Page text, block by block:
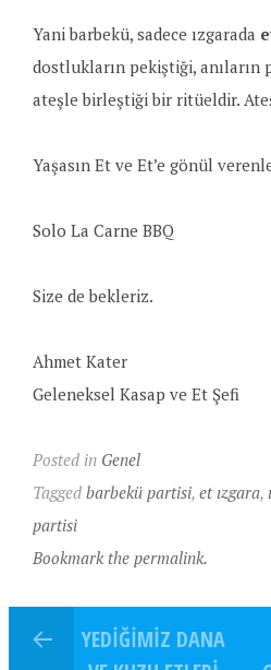
Yani barbekü, sadece ızgarada
dostlukların pekiştiği, anıların
ateşle birleştiği bir ritüeldir.
Yaşasın Et ve Et’e gönül
Solo La Carne BBQ
Size de bekleriz.
Ahmet Kater
Geleneksel Kasap ve Et Şefi
Posted in Genel
Tagged barbekü partisi, et ızgara,
partisi
Bookmark the permalink.
YEDIĞIMIZ DANA